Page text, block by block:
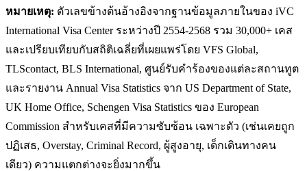
หมายเหตุ: ตัวเลขข้างต้นอ้างอิงจากฐานข้อมูลภายในของ iVC
International Visa Center ระหว่างปี 2554-2568 รวม 30,000+ เคส
และเปรียบเทียบกับสถิติเฉลี่ยที่เผยแพร่โดย VFS Global,
TLScontact, BLS International, ศูนย์รับคำร้องของแต่ละสถานทูต
และรายงาน Annual Visa Statistics จาก US Department of State,
UK Home Office, Schengen Visa Statistics ของ European
Commission สำหรับเคสที่มีความซับซ้อน เฉพาะตัว (เช่นเคยถูก
ปฏิเสธ, Overstay, Criminal Record, ผู้สูงอายุ, เด็กเดินทางคน
เดียว) ความแตกต่างจะยิ่งมากขึ้น